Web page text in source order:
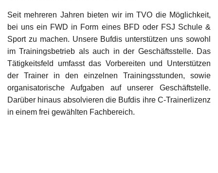
Seit mehreren Jahren bieten wir im TVO die Möglichkeit,
bei uns ein FWD in Form eines BFD oder FSJ Schule &
Sport zu machen. Unsere Bufdis unterstützen uns sowohl
im Trainingsbetrieb als auch in der Geschäftsstelle. Das
Tätigkeitsfeld umfasst das Vorbereiten und Unterstützen
der Trainer in den einzelnen Trainingsstunden, sowie
organisatorische Aufgaben auf unserer Geschäftstelle.
Darüber hinaus absolvieren die Bufdis ihre C-Trainerlizenz
in einem frei gewählten Fachbereich.